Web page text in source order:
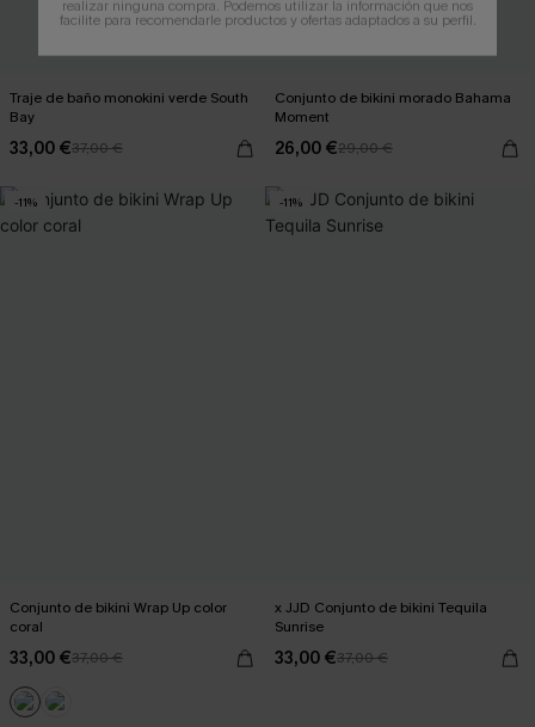
Traje de baño monokini verde South
Bay
33,00 €37,00 €
Conjunto de bikini morado Bahama
Moment
26,00 €29,00 €
-11%
Conjunto de bikini Wrap Up color
coral
33,00 €37,00 €
-11%
x JJD Conjunto de bikini Tequila
Sunrise
33,00 €37,00 €
realizar ninguna compra. Podemos utilizar la información que nos
facilite para recomendarle productos y ofertas adaptados a su perfil.